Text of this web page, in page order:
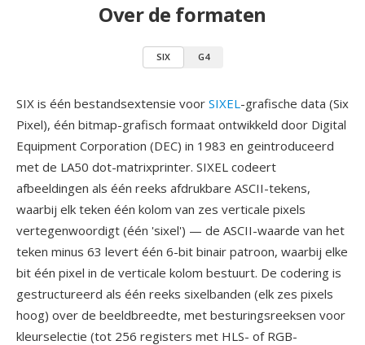
Over de formaten
SIX G4
SIX is één bestandsextensie voor SIXEL-grafische data (Six
Pixel), één bitmap-grafisch formaat ontwikkeld door Digital
Equipment Corporation (DEC) in 1983 en geintroduceerd
met de LA50 dot-matrixprinter. SIXEL codeert
afbeeldingen als één reeks afdrukbare ASCII-tekens,
waarbij elk teken één kolom van zes verticale pixels
vertegenwoordigt (één 'sixel') — de ASCII-waarde van het
teken minus 63 levert één 6-bit binair patroon, waarbij elke
bit één pixel in de verticale kolom bestuurt. De codering is
gestructureerd als één reeks sixelbanden (elk zes pixels
hoog) over de beeldbreedte, met besturingsreeksen voor
kleurselectie (tot 256 registers met HLS- of RGB-